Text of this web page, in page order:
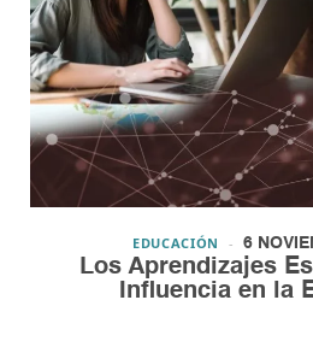
EDUCACIÓN 6
Los Aprendizajes
Influencia en la